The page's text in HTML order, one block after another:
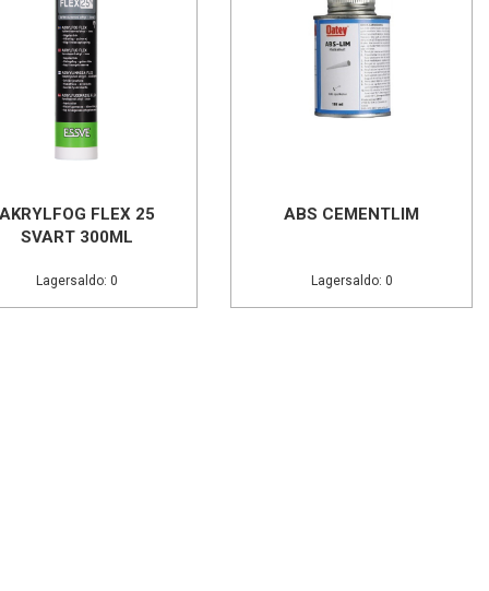
FLEX 25
SVART 300ML
Lagersaldo: 0
ABS CEMENTLIM
Lagersaldo: 0